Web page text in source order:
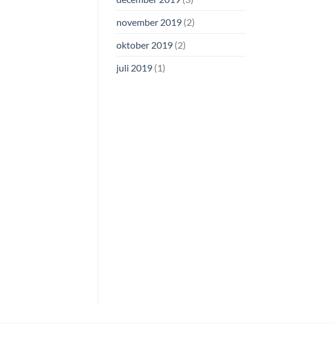
november 2019(2)
oktober 2019(2)
juli 2019(1)